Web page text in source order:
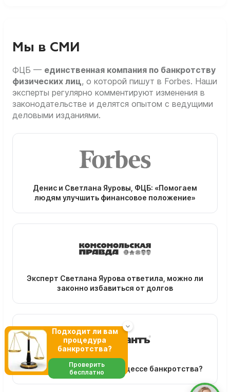
Мы в СМИ
ФЦБ — единственная компания по банкротству
физических лиц, о которой пишут в Forbes. Наши
эксперты регулярно комментируют изменения в
законодательстве и делятся опытом с ведущими
деловыми изданиями.
Денис и Светлана Яуровы, ФЦБ: «Помогаем
людям улучшить финансовое положение»
Эксперт Светлана Яурова ответила, можно ли
законно избавиться от долгов
Зачем нужен юрист в процессе банкротства?
Подходит ли вам
процедура
банкротства?
Проверить
бесплатно